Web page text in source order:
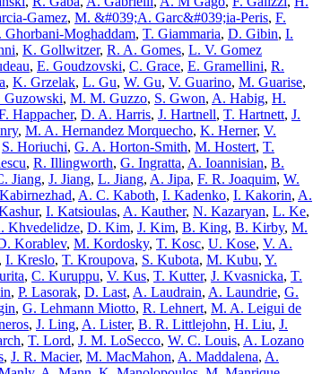
Gamez, M. &#039;A. Garc&#039;ia-Peris, F.
Ghorbani-Moghaddam, T. Giammaria, D. Gibin, I.
, K. Gollwitzer, R. A. Gomes, L. V. Gomez
, E. Goudzovski, C. Grace, E. Gramellini, R.
, K. Grzelak, L. Gu, W. Gu, V. Guarino, M. Guarise,
Guzowski, M. M. Guzzo, S. Gwon, A. Habig, H.
Happacher, D. A. Harris, J. Hartnell, T. Hartnett, J.
, M. A. Hernandez Morquecho, K. Herner, V.
S. Horiuchi, G. A. Horton-Smith, M. Hostert, T.
, R. Illingworth, G. Ingratta, A. Ioannisian, B.
Jiang, J. Jiang, L. Jiang, A. Jipa, F. R. Joaquim, W.
, A. C. Kaboth, I. Kadenko, I. Kakorin, A.
, I. Katsioulas, A. Kauther, N. Kazaryan, L. Ke,
Khvedelidze, D. Kim, J. Kim, B. King, B. Kirby, M.
Korablev, M. Kordosky, T. Kosc, U. Kose, V. A.
, I. Kreslo, T. Kroupova, S. Kubota, M. Kubu, Y.
, C. Kuruppu, V. Kus, T. Kutter, J. Kvasnicka, T.
, P. Lasorak, D. Last, A. Laudrain, A. Laundrie, G.
, G. Lehmann Miotto, R. Lehnert, M. A. Leigui de
, J. Ling, A. Lister, B. R. Littlejohn, H. Liu, J.
, T. Lord, J. M. LoSecco, W. C. Louis, A. Lozano
, J. R. Macier, M. MacMahon, A. Maddalena, A.